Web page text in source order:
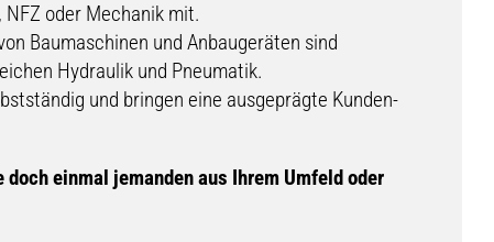
oder Mechanik mit.
Baumaschinen und Anbaugeräten sind
Hydraulik und Pneumatik.
und bringen eine ausgeprägte Kunden-
einmal jemanden aus Ihrem Umfeld oder